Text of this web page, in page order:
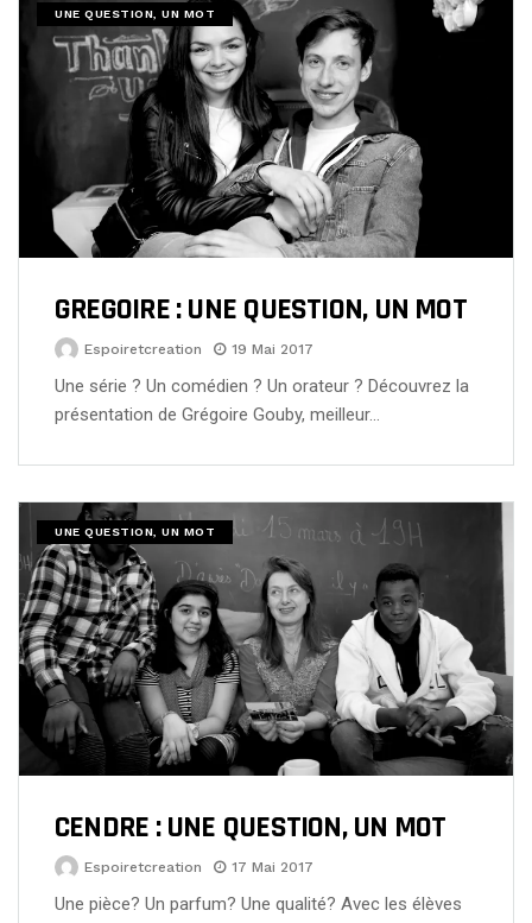
UNE QUESTION, UN MOT
GREGOIRE : UNE QUESTION, UN MOT
Espoiretcreation 19 Mai 2017
Une série ? Un comédien ? Un orateur ? Découvrez la
présentation de Grégoire Gouby, meilleur…
UNE QUESTION, UN MOT
CENDRE : UNE QUESTION, UN MOT
Espoiretcreation 17 Mai 2017
Une pièce? Un parfum? Une qualité? Avec les élèves